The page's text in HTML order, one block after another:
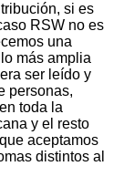
si es
RSW no es
una
lo más amplia
ser leído y
personas,
toda la
y el resto
aceptamos
distintos al